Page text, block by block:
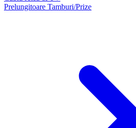
Prelungitoare Tamburi/Prize